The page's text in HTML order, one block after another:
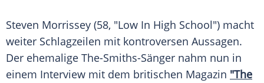
Steven Morrissey (58, "Low In High School") macht
weiter Schlagzeilen mit kontroversen Aussagen.
Der ehemalige The-Smiths-Sänger nahm nun in
einem Interview mit dem britischen Magazin "The